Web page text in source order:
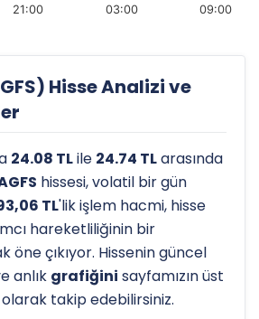
21:00 03:00 09:00
Hisse Analizi ve
24.08 TLile 24.74 TLarasında
hissesi, volatil bir gün
TL'lik işlem hacmi, hisse
hareketliliğinin bir
öne çıkıyor. Hissenin güncel
anlık grafiğini sayfamızın üst
olarak takip edebilirsiniz.